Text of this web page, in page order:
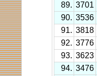
89. 3701
90. 3536
91. 3818
92. 3776
93. 3623
94. 3476